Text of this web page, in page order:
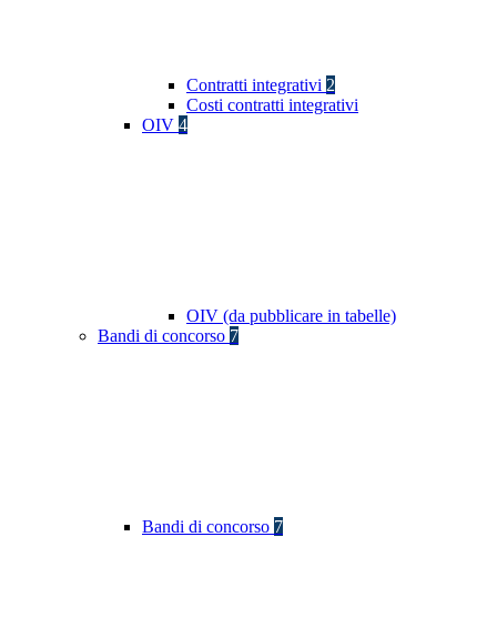
Contratti integrativi 2
Costi contratti integrativi
OIV 4
OIV (da pubblicare in tabelle)
Bandi di concorso 7
Bandi di concorso 7